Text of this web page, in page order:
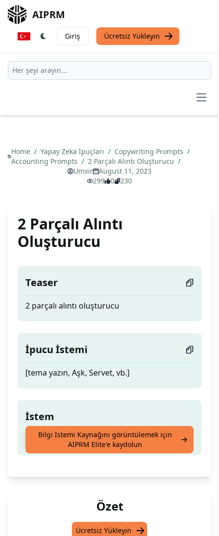
AIPRM
Giriş Ücretsiz Yükleyin
Home / Yapay Zeka İpuçları / Copywriting Prompts /
Accounting Prompts / 2 Parçalı Alıntı Oluşturucu /
Umxir
August 11, 2023
299
0 230
2 Parçalı Alıntı
Oluşturucu
Teaser
2 parçalı alıntı oluşturucu
İpucu İstemi
[tema yazın, Aşk, Servet, vb.]
İstem
2 parçalı alıntı oluşturucu
Bilgi İstemi Kaynağını görüntülemek için
AIPRM Elite'e kaydolun
Özet
Ücretsiz Yükleyin